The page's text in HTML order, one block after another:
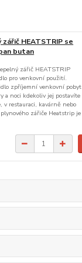
HEATSTRIP se
butan
zářič HEATSTRIP
pro venkovní použití.
zpříjemní venkovní pobyt
a noci kdekoliv jej postavíte
v restauraci, kavárně nebo
zářiče Heatstrip je